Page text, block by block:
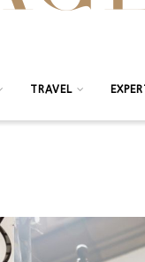
TRAVEL